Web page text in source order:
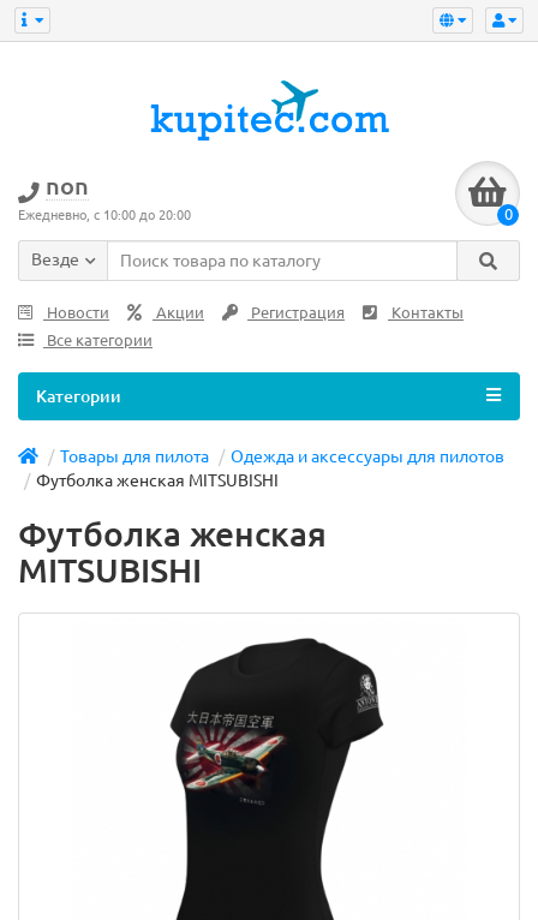
non
Ежедневно, с 10:00 до 20:00 0
Везде
Новости Акции Регистрация
Контакты
Все категории
Категории
Товары для пилота
Одежда и аксессуары для пилотов
Футболка женская MITSUBISHI
Футболка женская
MITSUBISHI